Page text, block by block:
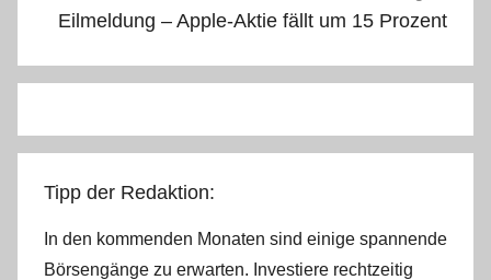
Eilmeldung – Apple-Aktie fällt um 15 Prozent
Tipp der Redaktion:
In den kommenden Monaten sind einige spannende
Börsengänge zu erwarten. Investiere rechtzeitig